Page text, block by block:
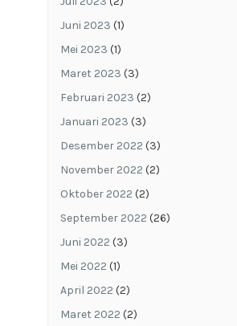
Juni 2023 (1)
Mei 2023 (1)
Maret 2023 (3)
Februari 2023 (2)
Januari 2023 (3)
Desember 2022 (3)
November 2022 (2)
Oktober 2022 (2)
September 2022 (26)
Juni 2022 (3)
Mei 2022 (1)
April 2022 (2)
Maret 2022 (2)